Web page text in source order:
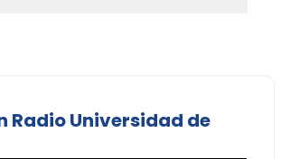
Radio Universidad de